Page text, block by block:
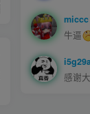
miccc
牛逼
感谢